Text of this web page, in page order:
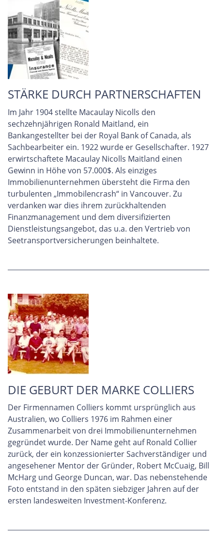
STÄRKE DURCH PARTNERSCHAFTEN
Im Jahr 1904 stellte Macaulay Nicolls den
sechzehnjährigen Ronald Maitland, ein
Bankangestellter bei der Royal Bank of Canada, als
Sachbearbeiter ein. 1922 wurde er Gesellschafter. 1927
erwirtschaftete Macaulay Nicolls Maitland einen
Gewinn in Höhe von 57.000$. Als einziges
Immobilienunternehmen übersteht die Firma den
turbulenten „Immobilencrash“ in Vancouver. Zu
verdanken war dies ihrem zurückhaltenden
Finanzmanagement und dem diversifizierten
Dienstleistungsangebot, das u.a. den Vertrieb von
Seetransportversicherungen beinhaltete.
DIE GEBURT DER MARKE COLLIERS
Der Firmennamen Colliers kommt ursprünglich aus
Australien, wo Colliers 1976 im Rahmen einer
Zusammenarbeit von drei Immobilienunternehmen
gegründet wurde. Der Name geht auf Ronald Collier
zurück, der ein konzessionierter Sachverständiger und
angesehener Mentor der Gründer, Robert McCuaig, Bill
McHarg und George Duncan, war. Das nebenstehende
Foto entstand in den späten siebziger Jahren auf der
ersten landesweiten Investment-Konferenz.